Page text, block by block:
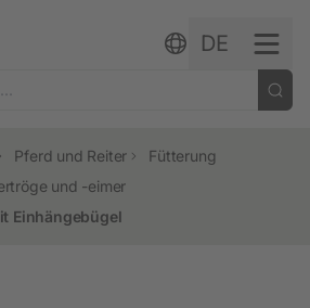
DE
Pferd und Reiter
Fütterung
und -eimer
Einhängebügel